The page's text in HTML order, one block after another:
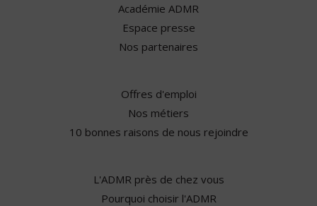
Académie ADMR
Espace presse
Nos partenaires
Offres d'emploi
Nos métiers
10 bonnes raisons de nous rejoindre
L'ADMR près de chez vous
Pourquoi choisir l'ADMR